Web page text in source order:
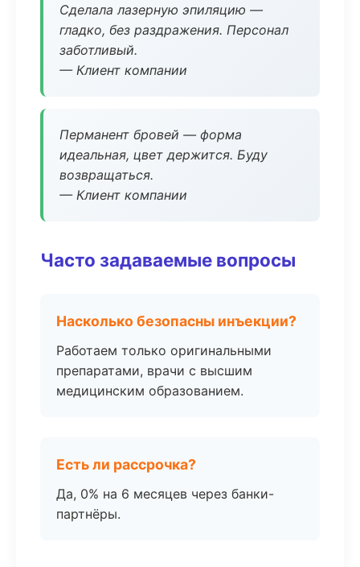
Сделала лазерную эпиляцию —
гладко, без раздражения. Персонал
заботливый.
— Клиент компании
Перманент бровей — форма
идеальная, цвет держится. Буду
возвращаться.
— Клиент компании
Часто задаваемые вопросы
Насколько безопасны инъекции?
Работаем только оригинальными
препаратами, врачи с высшим
медицинским образованием.
Есть ли рассрочка?
Да, 0% на 6 месяцев через банки-
партнёры.